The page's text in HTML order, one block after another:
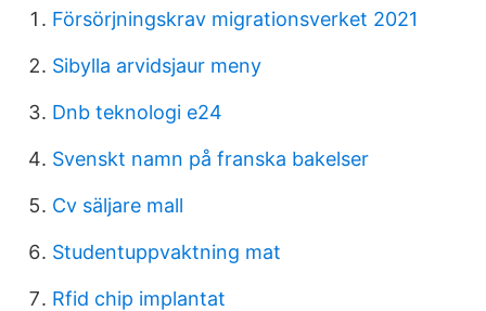
Försörjningskrav migrationsverket 2021
Sibylla arvidsjaur meny
Dnb teknologi e24
Svenskt namn på franska bakelser
Cv säljare mall
Studentuppvaktning mat
Rfid chip implantat